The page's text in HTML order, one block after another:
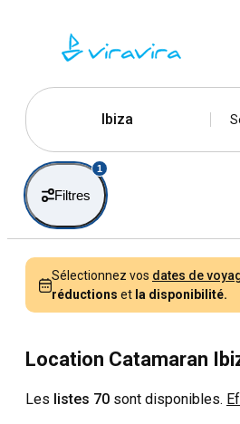
Ibiza
Filtres
1
Sélectionnez vos dates de
réductions et la disponibilité.
Location Catamaran
Les listes 70 sont disponibles.